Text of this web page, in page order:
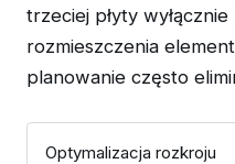
trzeciej płyty
rozmieszczenia
planowanie często
Optymalizacja rozkroju